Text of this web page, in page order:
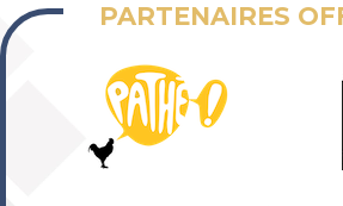
PARTENAIRES